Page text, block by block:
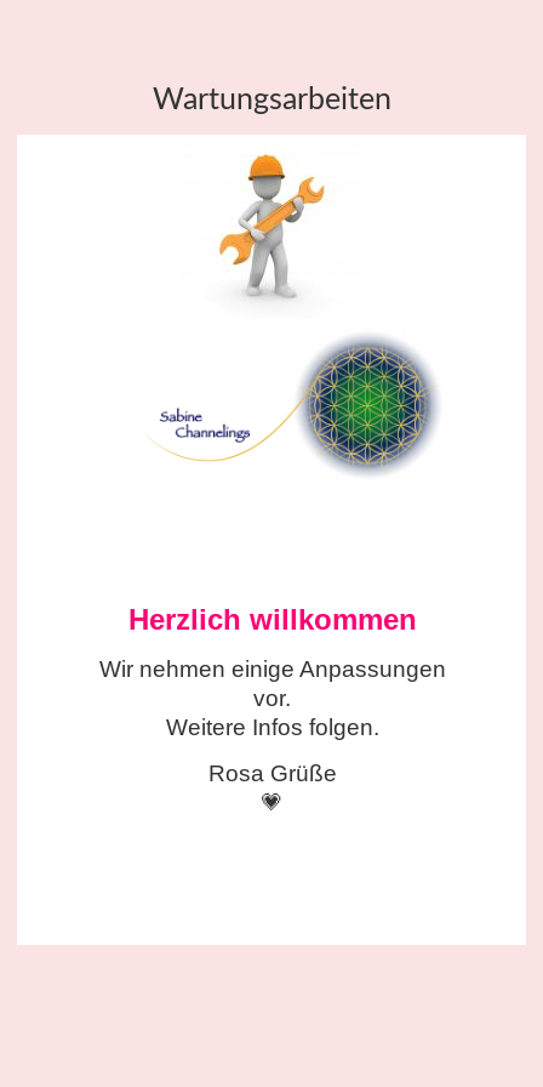
Wartungsarbeiten
Herzlich willkommen
Wir nehmen einige Anpassungen
vor.
Weitere Infos folgen.
Rosa Grüße
💗